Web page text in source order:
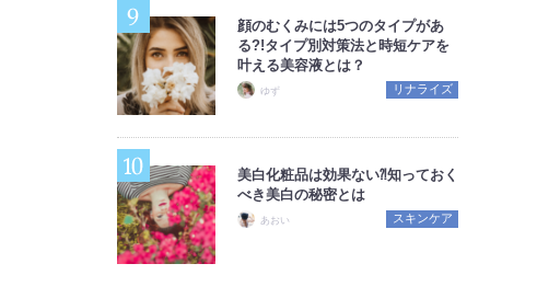
顔のむくみには5つのタイプがあ
る?!タイプ別対策法と時短ケアを
叶える美容液とは？
ゆず リナライズ
美白化粧品は効果ない⁈知っておく
べき美白の秘密とは
あおい スキンケア